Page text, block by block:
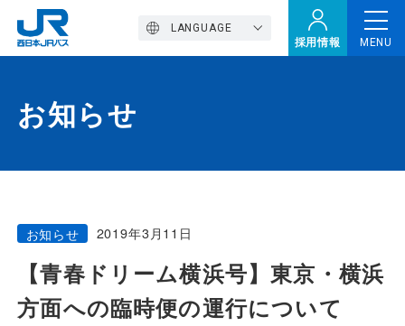
採用情報
LANGUAGE
MENU
トップページ
西バスの魅力
高速バス
定期観光バス
お知らせ
お知らせ 2019年3月11日
【青春ドリーム横浜号】東京・横浜
方面への臨時便の運行について